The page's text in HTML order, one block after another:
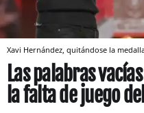
Xavi Hernández, quitándose la
Las palabras
la falta de juego